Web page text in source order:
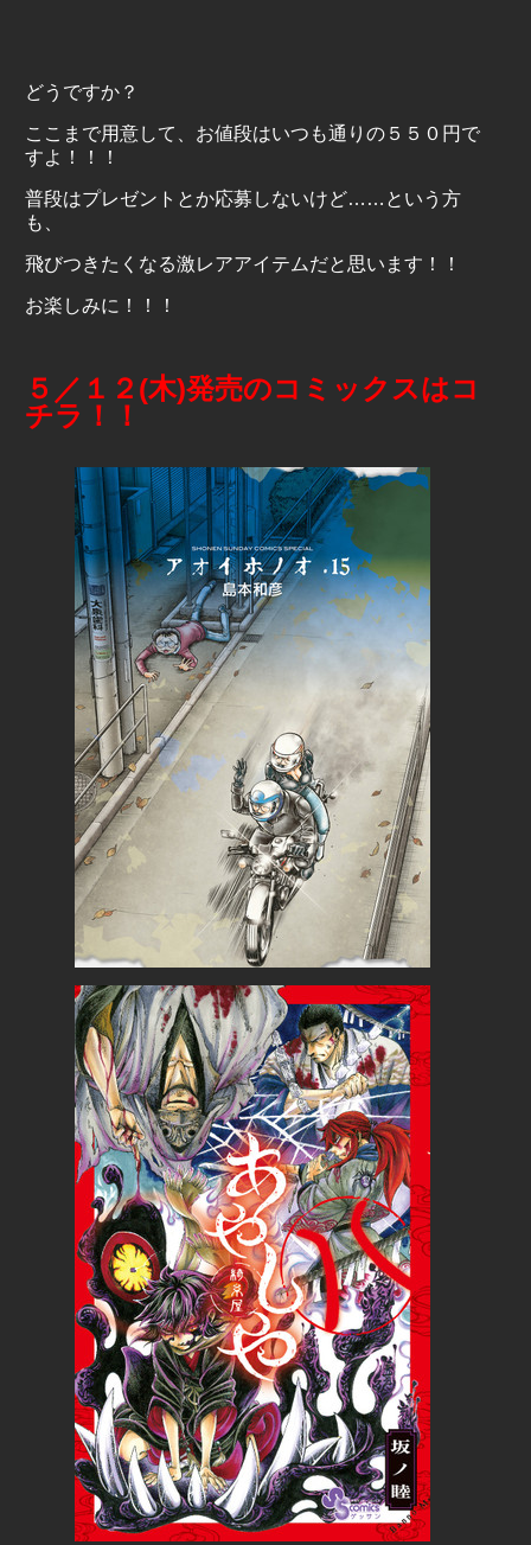
どうですか？
ここまで用意して、お値段はいつも通りの５５０円で
すよ！！！
普段はプレゼントとか応募しないけど……という方
も、
飛びつきたくなる激レアアイテムだと思います！！
お楽しみに！！！
５／１２(木)発売のコミックスはコ
チラ！！